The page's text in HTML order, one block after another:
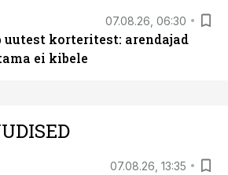
07.08.26, 06:30
uutest korteritest: arendajad
ei kibele
07.08.26, 13:35